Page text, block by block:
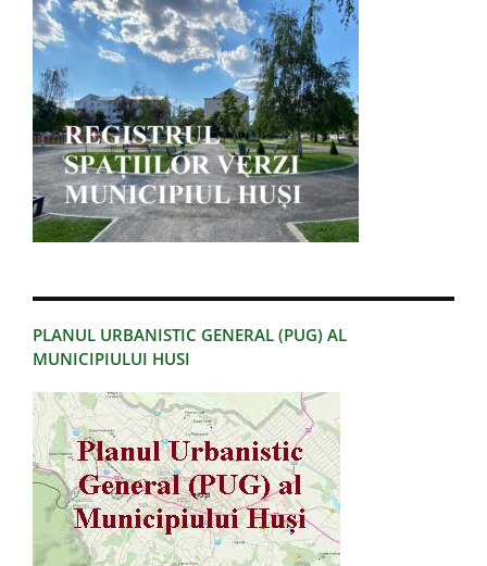
PLANUL URBANISTIC GENERAL (PUG) AL
MUNICIPIULUI HUSI